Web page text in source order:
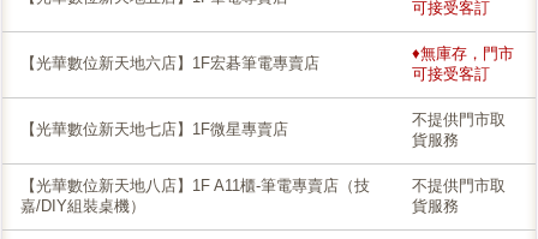
可接受客訂
【光華數位新天地六店】1F宏碁筆電專賣店
♦無庫存，門市
可接受客訂
【光華數位新天地七店】1F微星專賣店
不提供門市取
貨服務
【光華數位新天地八店】1F A11櫃-筆電專賣店（技
嘉/DIY組裝桌機）
不提供門市取
貨服務